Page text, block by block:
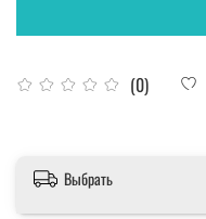
(0)
Выбрать